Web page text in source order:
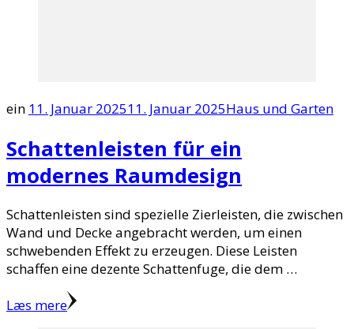
ein 11. Januar 202511. Januar 2025Haus und Garten
Schattenleisten für ein
modernes Raumdesign
Schattenleisten sind spezielle Zierleisten, die zwischen
Wand und Decke angebracht werden, um einen
schwebenden Effekt zu erzeugen. Diese Leisten
schaffen eine dezente Schattenfuge, die dem …
Læs mere